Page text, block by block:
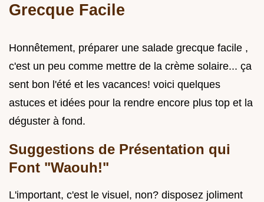
Grecque Facile
Honnêtement, préparer une salade grecque facile ,
c'est un peu comme mettre de la crème solaire... ça
sent bon l'été et les vacances! voici quelques
astuces et idées pour la rendre encore plus top et la
déguster à fond.
Suggestions de Présentation qui
Font "Waouh!"
L'important, c'est le visuel, non? disposez joliment